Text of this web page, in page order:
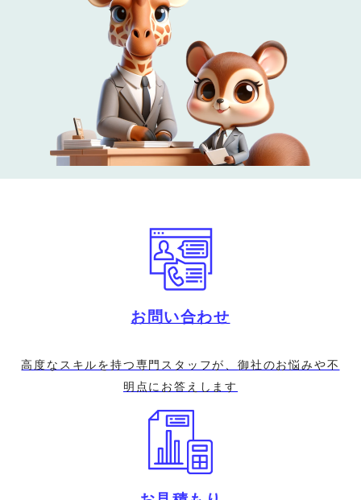
お問い合わせ
高度なスキルを持つ専門スタッフが、御社のお悩みや不
明点にお答えします